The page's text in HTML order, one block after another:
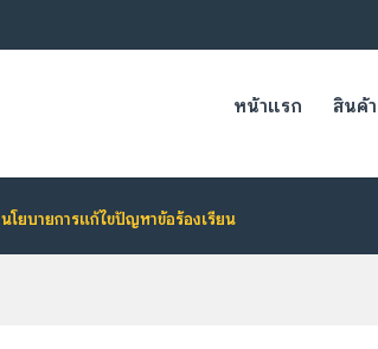
หน้าแรก สินค้า
นโยบายการแก้ไขปัญหาข้อร้องเรียน